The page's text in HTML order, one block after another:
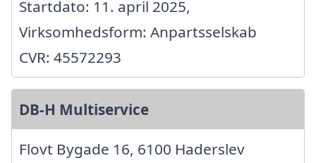
Startdato: 11. april 2025,
Virksomhedsform: Anpartsselskab
CVR: 45572293
DB-H Multiservice
Flovt Bygade 16, 6100 Haderslev